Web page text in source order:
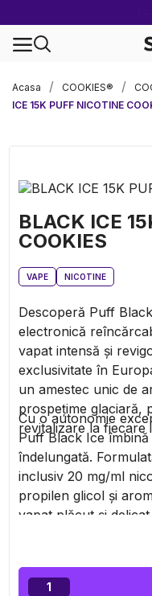
Acasa
COOKIES®
ICE 15K PUFF NICOTINE
BLACK ICE
COOKIES
VAPE NICOTINE
Descoperă Puff
electronică
vapat intensă și
exclusivitate în
un amestec unic de
prospețime glaciară,
revitalizare la fiecare
Cu o autonomie
Puff Black Ice
îndelungată.
inclusiv 20 mg/ml
propilen glicol și
vapat plăcut și
transportat, este
nerecomandat
1